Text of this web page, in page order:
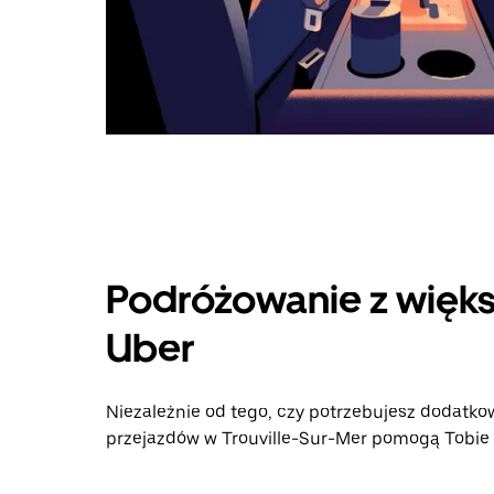
Podróżowanie z
Uber
Niezależnie od tego, czy potrzebujesz
przejazdów w Trouville-Sur-Mer pomogą